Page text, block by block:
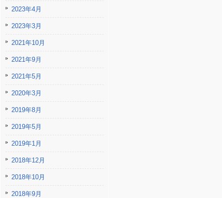
2023年4月
2023年3月
2021年10月
2021年9月
2021年5月
2020年3月
2019年8月
2019年5月
2019年1月
2018年12月
2018年10月
2018年9月